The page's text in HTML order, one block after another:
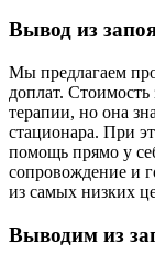
Вывод из
Мы предлагаем
доплат. Стоимость
терапии, но она
стационара. При
помощь прямо у
сопровождение и
из самых низких
Выводим из